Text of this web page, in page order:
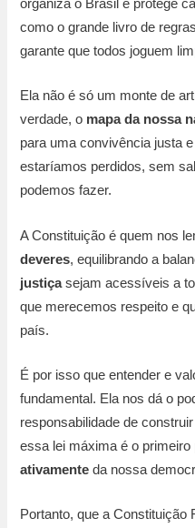
organiza o Brasil e protege
como o grande livro de
garante que todos joguem
Ela não é só um monte de
verdade, o mapa da nossa
para uma convivência justa
estaríamos perdidos, sem
podemos fazer.
A Constituição é quem nos
deveres, equilibrando a
justiçasejam acessíveis a
que merecemos respeito e
país.
É por isso que entender e
fundamental. Ela nos dá o
responsabilidade de
essa lei máxima é o primeiro
ativamente da nossa
Portanto, que a Constituição